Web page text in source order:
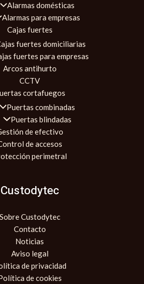
Alarmas domésticas
Alarmas para empresas
Cajas fuertes
fuertes domiciliarias
fuertes para empresas
Arcos antihurto
CCTV
cortafuegos
Puertas combinadas
Puertas blindadas
de efectivo
de accesos
perimetral
Custodytec
Sobre Custodytec
Contacto
Noticias
Aviso legal
de privacidad
de cookies